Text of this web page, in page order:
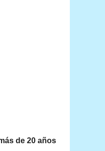
de 20 años